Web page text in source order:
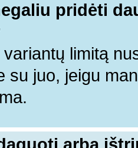
pridėti
limitą
su juo, jeigu